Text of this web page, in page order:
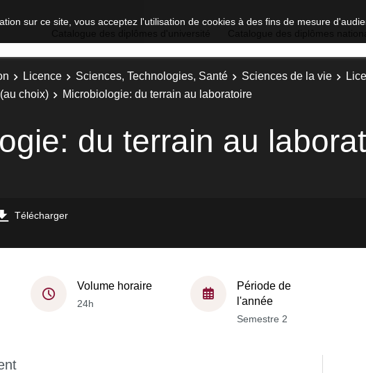
sur ce site, vous acceptez l'utilisation de cookies à des fins de mesure
Licence Sciences, Technologies, Santé Sciences de la vie
choix)
Microbiologie: du terrain au laboratoire
du terrain au
Télécharger
Volume horaire
24h
Période de
l'année
Semestre 2